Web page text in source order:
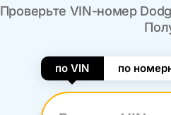
Проверьте VIN-номер
по VIN по